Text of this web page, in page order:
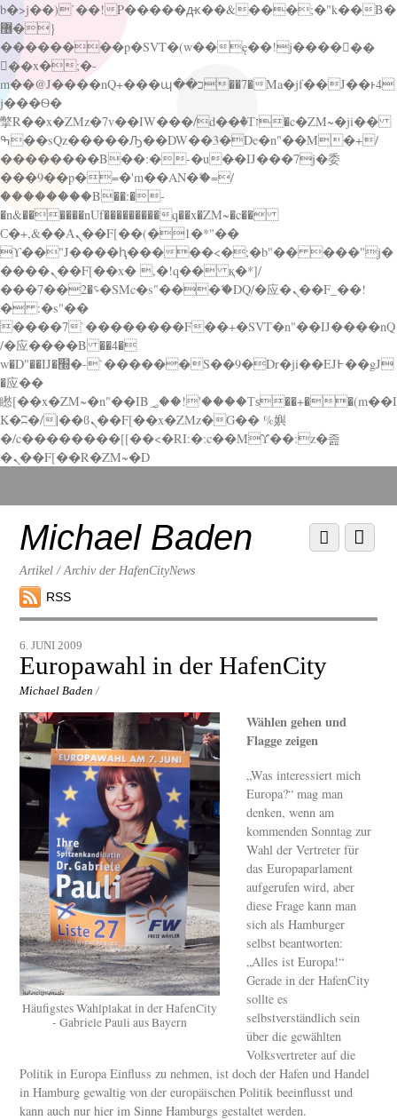
b�>j��)΄��!P�����ԫ��&���;�"k��B�
޶�}
��������p�SVT�(w��ę��!j������
��x�;�-
m��@J����nQ+���պ��כ��7�Ma�jf��J��ͱ4
j���Ѳ�
撆R��x�ZMz�7v��IW���/d��ٞ�Тז�c�ZM~�ji��
ߒ��sQz�����Ԡ��DW��3�De�n"��M�+/
��������B��:�-�u��IJ���7j�委
���9��p�=�'m��AN�ޭ�=/
��������B��:�-
�n&������nUf���������q��x�ZM~�c��
Ϲ�+,&��Ὰܢ��F[��(�1�*"��
ϒ��"J����ԧ�����<�;�b"�� ���"j�
����ܢ��F[��x� ,�!q�� қ�*]/
���؝�2��7�SMc�s"���ޭ�DQ/�应�ܢ��F_��!
� :�s"��
����7`��������F��+�SVT�n"��IJ����nQ
/�应����B ��4�
w�D"��IJ�׭�-`������S��9�Dr�ji��EJ߅��gJ
�应��
矁[��x�ZM~�n"��IB؃��!'����Тѕ��+��(m��I
K�ʭ�/|��ϐܢ��F[��x�ZMz�G�� %嬩
�/c��������[[��<�RI:�:c��MΎ��:z�졾
�ܢ��F[��R�ZM~�D
down
contentMichael Baden
Artikel / Archiv der HafenCityNews
RSS
Menu
Scroll
down
6. JUNI 2009
Europawahl in der HafenCity
Michael Baden /
Häufigstes Wahlplakat in der HafenCity
- Gabriele Pauli aus Bayern
Wählen gehen und
Flagge zeigen
„Was interessiert mich
Europa?“ mag man
denken, wenn am
kommenden Sonntag zur
Wahl der Vertreter für
das Europaparlament
aufgerufen wird, aber
diese Frage kann man
sich als Hamburger
selbst beantworten:
„Alles ist Europa!“
Gerade in der HafenCity
sollte es
selbstverständlich sein
über die gewählten
Volksvertreter auf die
Politik in Europa Einfluss zu nehmen, ist doch der Hafen und Handel
in Hamburg gewaltig von der europäischen Politik beeinflusst und
kann auch nur hier im Sinne Hamburgs gestaltet werden.